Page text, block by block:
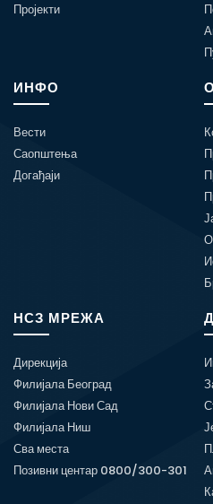
Пројекти
ИНФО
Вести
Саопштења
Догађаји
НСЗ МРЕЖА
Дирекција
Филијала Београд
Филијала Нови Сад
Филијала Ниш
Сва места
Позивни центар 0800/300-301